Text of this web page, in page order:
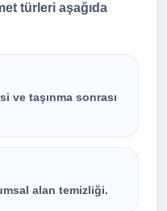
türleri aşağıda
ve taşınma sonrası
alan temizliği.